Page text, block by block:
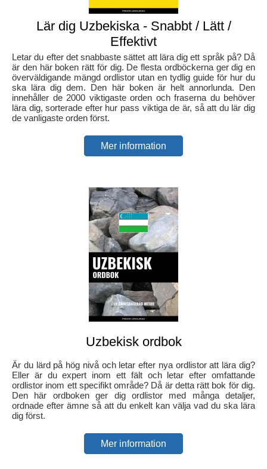
Lär dig Uzbekiska - Snabbt / Lätt /
Effektivt
Letar du efter det snabbaste sättet att lära dig ett språk på? Då
är den här boken rätt för dig. De flesta ordböckerna ger dig en
överväldigande mängd ordlistor utan en tydlig guide för hur du
ska lära dig dem. Den här boken är helt annorlunda. Den
innehåller de 2000 viktigaste orden och fraserna du behöver
lära dig, sorterade efter hur pass viktiga de är, så att du lär dig
de vanligaste orden först.
Mer information
Uzbekisk ordbok
Är du lärd på hög nivå och letar efter nya ordlistor att lära dig?
Eller är du expert inom ett fält och letar efter omfattande
ordlistor inom ett specifikt område? Då är detta rätt bok för dig.
Den här ordboken ger dig ordlistor med många detaljer,
ordnade efter ämne så att du enkelt kan välja vad du ska lära
dig först.
Mer information